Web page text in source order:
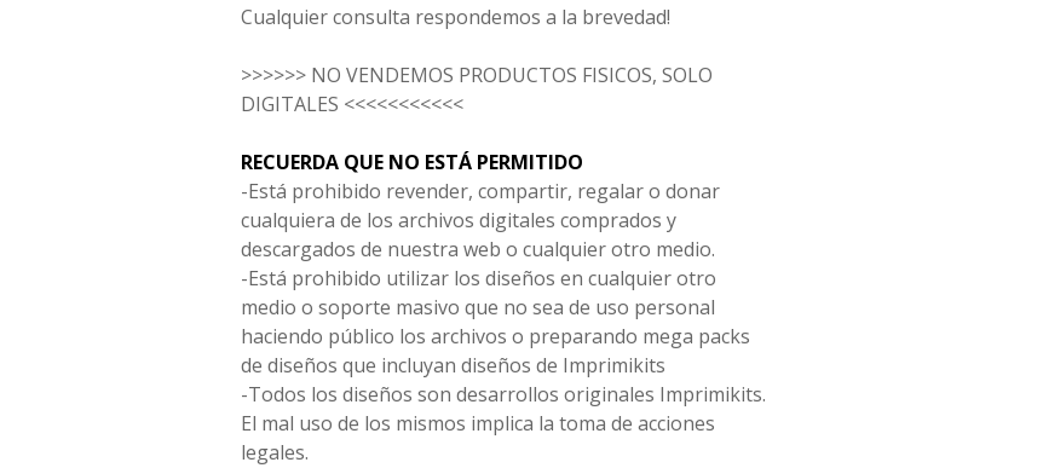
Cualquier consulta respondemos a la brevedad!
>>>>>> NO VENDEMOS PRODUCTOS FISICOS, SOLO
DIGITALES <<<<<<<<<<<
RECUERDA QUE NO ESTÁ PERMITIDO
-Está prohibido revender, compartir, regalar o donar
cualquiera de los archivos digitales comprados y
descargados de nuestra web o cualquier otro medio.
-Está prohibido utilizar los diseños en cualquier otro
medio o soporte masivo que no sea de uso personal
haciendo público los archivos o preparando mega packs
de diseños que incluyan diseños de Imprimikits
-Todos los diseños son desarrollos originales Imprimikits.
El mal uso de los mismos implica la toma de acciones
legales.